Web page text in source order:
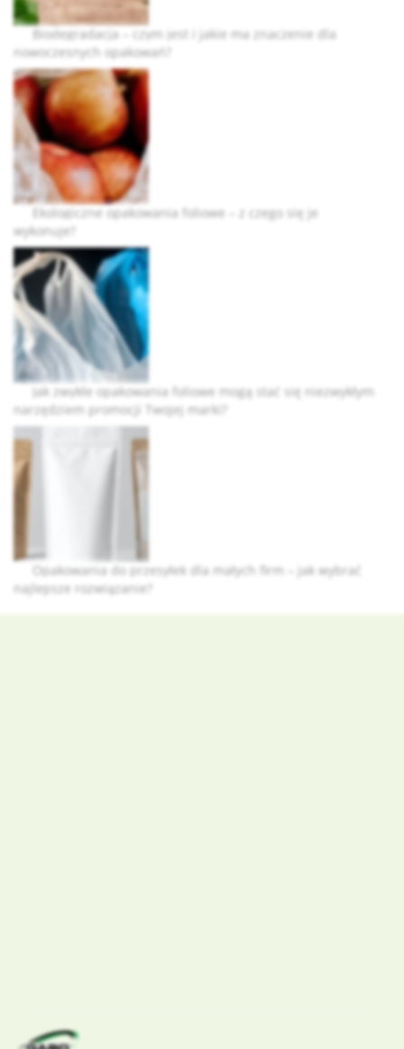
Biodegradacja – czym jest i jakie ma znaczenie dla
nowoczesnych opakowań?
Ekologiczne opakowania foliowe – z czego się je
wykonuje?
Jak zwykłe opakowania foliowe mogą stać się niezwykłym
narzędziem promocji Twojej marki?
Opakowania do przesyłek dla małych firm – jak wybrać
najlepsze rozwiązanie?